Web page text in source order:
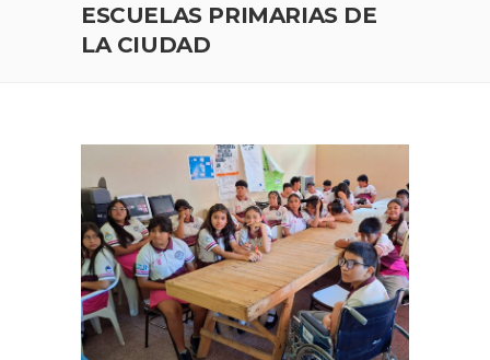
ESCUELAS PRIMARIAS DE
LA CIUDAD